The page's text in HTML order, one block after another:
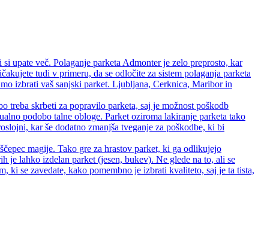
upate več. Polaganje parketa Admonter je zelo preprosto, kar
tudi v primeru, da se odločite za sistem polaganja parketa
izbrati vaš sanjski parket. Ljubljana, Cerknica, Maribor in
treba skrbeti za popravilo parketa, saj je možnost poškodb
podobo talne obloge. Parket oziroma lakiranje parketa tako
kar še dodatno zmanjša tveganje za poškodbe, ki bi
magije. Tako gre za hrastov parket, ki ga odlikujejo
je lahko izdelan parket (jesen, bukev). Ne glede na to, ali se
ki se zavedate, kako pomembno je izbrati kvaliteto, saj je ta tista,